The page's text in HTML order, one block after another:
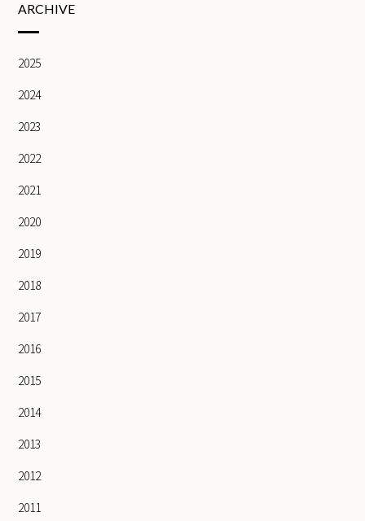
ARCHIVE
2025
2024
2023
2022
2021
2020
2019
2018
2017
2016
2015
2014
2013
2012
2011